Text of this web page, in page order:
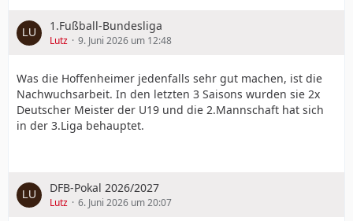
1.Fußball-Bundesliga
Lutz 9. Juni 2026 um 12:48
Was die Hoffenheimer jedenfalls sehr gut machen, ist die
Nachwuchsarbeit. In den letzten 3 Saisons wurden sie 2x
Deutscher Meister der U19 und die 2.Mannschaft hat sich
in der 3.Liga behauptet.
DFB-Pokal 2026/2027
Lutz 6. Juni 2026 um 20:07